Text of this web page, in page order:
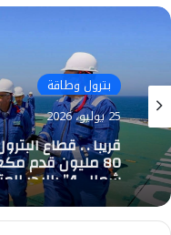
بترول وطاقة
25 يوليو، 2026
قريبا . . قطاع
80 مليون قدم
شمال-4” بالبحر المتوسط